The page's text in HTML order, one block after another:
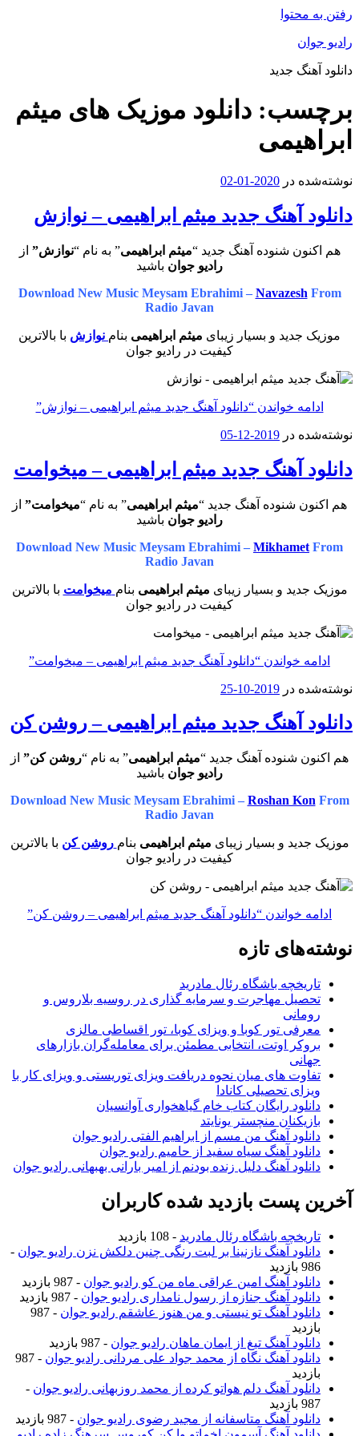
رفتن به محتوا
رادیو جوان
دانلود آهنگ جدید
برچسب: دانلود موزیک های میثم
ابراهیمی
نوشته‌شده در 2020-01-02
دانلود آهنگ جدید میثم ابراهیمی – نوازش
هم اکنون شنوده آهنگ جدید “میثم ابراهیمی” به نام “نوازش” از
رادیو جوان باشید
Download New Music Meysam Ebrahimi – Navazesh From
Radio Javan
موزیک جدید و بسیار زیبای میثم ابراهیمی بنام نوازش با بالاترین
کیفیت در رادیو جوان
ادامه خواندن “دانلود آهنگ جدید میثم ابراهیمی – نوازش”
نوشته‌شده در 2019-12-05
دانلود آهنگ جدید میثم‌ ابراهیمی – میخوامت
هم اکنون شنوده آهنگ جدید “میثم ابراهیمی” به نام “میخوامت” از
رادیو جوان باشید
Download New Music Meysam Ebrahimi – Mikhamet From
Radio Javan
موزیک جدید و بسیار زیبای میثم ابراهیمی بنام میخوامت با بالاترین
کیفیت در رادیو جوان
ادامه خواندن “دانلود آهنگ جدید میثم‌ ابراهیمی – میخوامت”
نوشته‌شده در 2019-10-25
دانلود آهنگ جدید میثم ابراهیمی – روشن کن
هم اکنون شنوده آهنگ جدید “میثم ابراهیمی” به نام “روشن کن” از
رادیو جوان باشید
Download New Music Meysam Ebrahimi – Roshan Kon From
Radio Javan
موزیک جدید و بسیار زیبای میثم ابراهیمی بنام روشن کن با بالاترین
کیفیت در رادیو جوان
ادامه خواندن “دانلود آهنگ جدید میثم ابراهیمی – روشن کن”
نوشته‌های تازه
تاریخچه باشگاه رئال مادرید
تحصیل مهاجرت و سرمایه گذاری در روسیه بلاروس و
رومانی
معرفی تور کوبا و ویزای کوبا، تور اقساطی مالزی
بروکر اوتت، انتخابی مطمئن برای معامله‌گران بازارهای
جهانی
تفاوت های میان نحوه دریافت ویزای توریستی و ویزای کار با
ویزای تحصیلی کانادا
دانلود رایگان کتاب خام گیاهخواری آوانسیان
بازیکنان منچستر یونایتد
دانلود آهنگ من مسم از ابراهیم الفتی رادیو جوان
دانلود آهنگ سیاه سفید از حامیم رادیو جوان
دانلود آهنگ دلیل زنده بودنم از امیر بارانی بهبهانی رادیو جوان
آخرین پست بازدید شده کاربران
تاریخچه باشگاه رئال مادرید - 108 بازدید
دانلود آهنگ نازنینا بر لبت رنگی چنین دلکش نزن رادیو جوان -
986 بازدید
دانلود آهنگ امین عراقی ماه من کو رادیو جوان - 987 بازدید
دانلود آهنگ جنازه از رسول نامداری رادیو جوان - 987 بازدید
دانلود آهنگ تو نیستی و من هنوز عاشقم رادیو جوان
- 987
بازدید
دانلود آهنگ تیغ از ایمان ماهان رادیو جوان - 987 بازدید
دانلود آهنگ نگاه از محمد جواد علی مردانی رادیو جوان
- 987
بازدید
دانلود آهنگ دلم هواتو کرده از محمد روزبهانی رادیو جوان -
987 بازدید
دانلود آهنگ متاسفانه از مجید رضوی رادیو جوان - 987 بازدید